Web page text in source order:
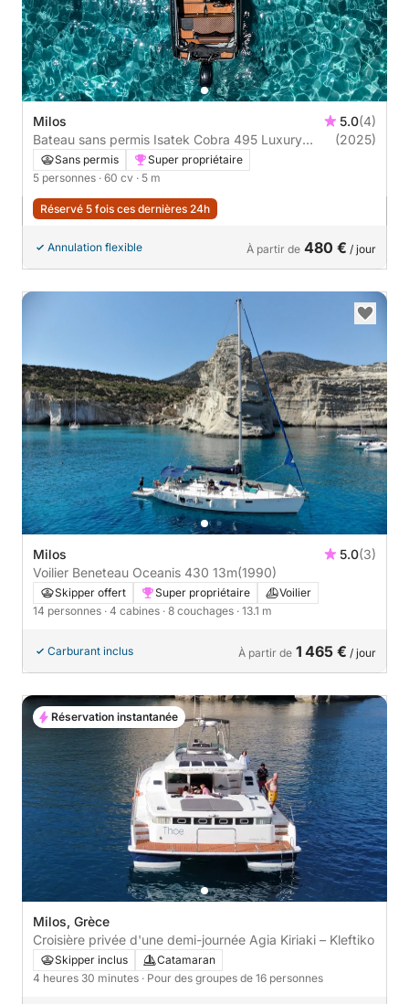
Milos 5.0(4)
Bateau sans permis Isatek Cobra 495 Luxury
Edition 60cv
(2025)
Sans permis
Super propriétaire
5 personnes · 60 cv · 5 m
Réservé 5 fois ces dernières 24h
Annulation flexible À partir de 480 € / jour
Milos 5.0(3)
Voilier Beneteau Oceanis 430 13m(1990)
Skipper offert Super propriétaire
Voilier
14 personnes · 4 cabines · 8 couchages · 13.1 m
Carburant inclus À partir de 1 465 € / jour
Milos, Grèce
Croisière privée d'une demi-journée Agia Kiriaki – Kleftiko
Skipper inclus
Catamaran
4 heures 30 minutes · Pour des groupes de 16 personnes
Réservation instantanée